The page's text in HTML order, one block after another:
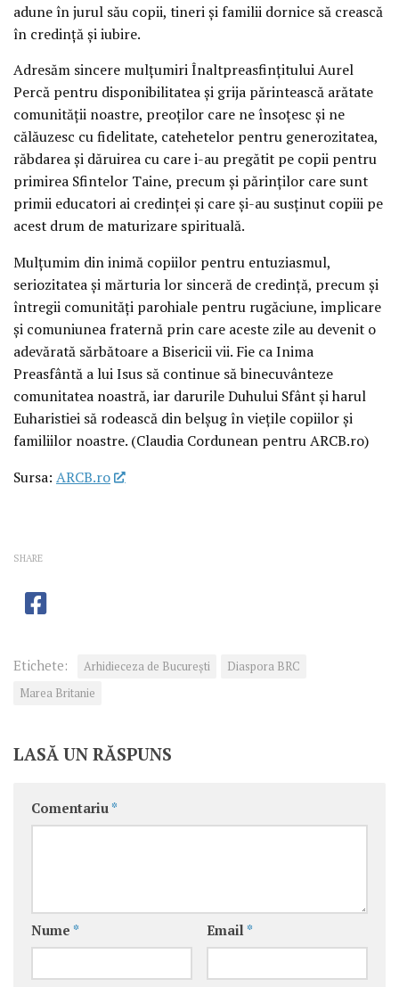
adune în jurul său copii, tineri și familii dornice să crească
în credință și iubire.
Adresăm sincere mulțumiri Înaltpreasfințitului Aurel
Percă pentru disponibilitatea și grija părintească arătate
comunității noastre, preoților care ne însoțesc și ne
călăuzesc cu fidelitate, catehetelor pentru generozitatea,
răbdarea și dăruirea cu care i-au pregătit pe copii pentru
primirea Sfintelor Taine, precum și părinților care sunt
primii educatori ai credinței și care și-au susținut copiii pe
acest drum de maturizare spirituală.
Mulțumim din inimă copiilor pentru entuziasmul,
seriozitatea și mărturia lor sinceră de credință, precum și
întregii comunități parohiale pentru rugăciune, implicare
și comuniunea fraternă prin care aceste zile au devenit o
adevărată sărbătoare a Bisericii vii. Fie ca Inima
Preasfântă a lui Isus să continue să binecuvânteze
comunitatea noastră, iar darurile Duhului Sfânt și harul
Euharistiei să rodească din belșug în viețile copiilor și
familiilor noastre. (Claudia Cordunean pentru ARCB.ro)
Sursa: ARCB.ro
SHARE
Etichete: Arhidieceza de București
Diaspora BRC
Marea Britanie
LASĂ UN RĂSPUNS
Comentariu *
Nume * Email *